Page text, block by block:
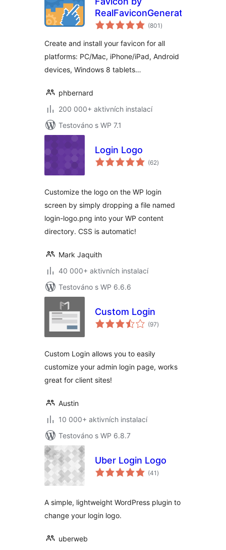
RealFaviconGenerator
(801 celkové
hodnocení
)
Create and install your favicon for all
platforms: PC/Mac, iPhone/iPad, Android
devices, Windows 8 tablets…
phbernard
200 000+ aktivních instalací
Testováno s WP 7.1
Login Logo
(62celkové
hodnocení
)
Customize the logo on the WP login
screen by simply dropping a file named
login-logo.png into your WP content
directory. CSS is automatic!
Mark Jaquith
40 000+ aktivních instalací
Testováno s WP 6.6.6
Custom Login
(97celkové
hodnocení
)
Custom Login allows you to easily
customize your admin login page, works
great for client sites!
Austin
10 000+ aktivních instalací
Testováno s WP 6.8.7
Uber Login Logo
(41 celkové
hodnocení
)
A simple, lightweight WordPress plugin to
change your login logo.
uberweb